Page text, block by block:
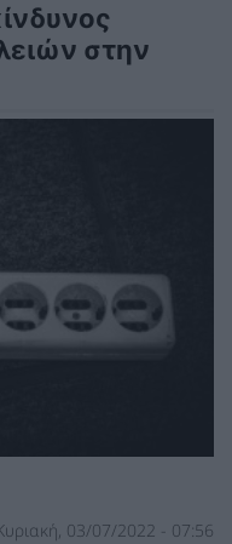
στην
03/07/2022 - 07:56